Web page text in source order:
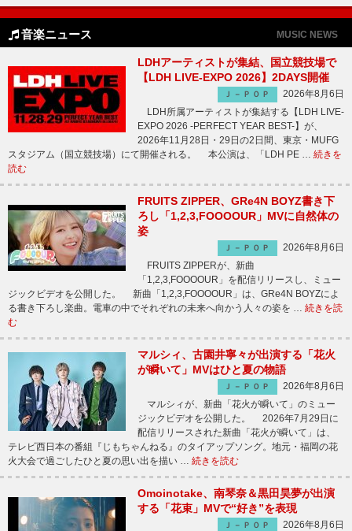
音楽ニュース MUSIC NEWS
LDHアーティストが集結、国立競技場で
【LDH LIVE-EXPO 2026】2DAYS開催
Ｊ－ＰＯＰ
2026年8月6日
LDH所属アーティストが集結する【LDH LIVE-
EXPO 2026 -PERFECT YEAR BEST-】が、
2026年11月28日・29日の2日間、東京・MUFG
スタジアム（国立競技場）にて開催される。 本公演は、「LDH PE … 続きを
読む
FRUITS ZIPPER、GRe4N BOYZ書き下
ろし「1,2,3,FOOOOUR」MVに自然体の
姿
Ｊ－ＰＯＰ
2026年8月6日
FRUITS ZIPPERが、新曲
「1,2,3,FOOOOUR」を配信リリースし、ミュー
ジックビデオを公開した。 新曲「1,2,3,FOOOOUR」は、GRe4N BOYZによ
る書き下ろし楽曲。電車の中でそれぞれの未来へ向かう人々の姿を … 続きを読
む
マルシィ、古園井寧々が出演する「花火
が瞬いて」MVはひと夏の物語
Ｊ－ＰＯＰ
2026年8月6日
マルシィが、新曲「花火が瞬いて」のミュー
ジックビデオを公開した。 2026年7月29日に
配信リリースされた新曲「花火が瞬いて」は、
テレビ西日本の番組『じもちゃんねる』のタイアップソング。地元・福岡の花
火大会で過ごしたひと夏の思い出を描い … 続きを読む
Omoinotake、南琴奈＆黒田昊夢が出演
する「花束」MVで“好き”を表現
Ｊ－ＰＯＰ
2026年8月6日